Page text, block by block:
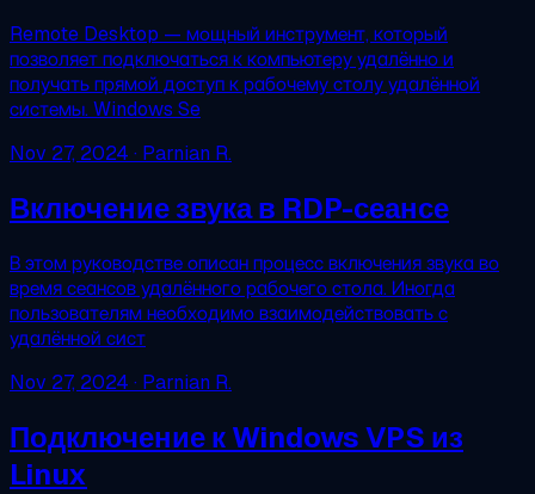
Remote Desktop — мощный инструмент, который
позволяет подключаться к компьютеру удалённо и
получать прямой доступ к рабочему столу удалённой
системы. Windows Se
Nov 27, 2024 · Parnian R.
Включение звука в RDP-сеансе
В этом руководстве описан процесс включения звука во
время сеансов удалённого рабочего стола. Иногда
пользователям необходимо взаимодействовать с
удалённой сист
Nov 27, 2024 · Parnian R.
Подключение к Windows VPS из
Linux